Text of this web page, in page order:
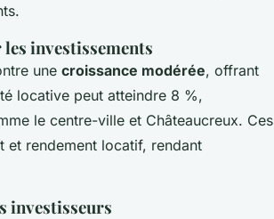
investissements
une croissance modérée, offrant
locative peut atteindre 8 %,
le centre-ville et Châteaucreux. Ces
rendement locatif, rendant
investisseurs